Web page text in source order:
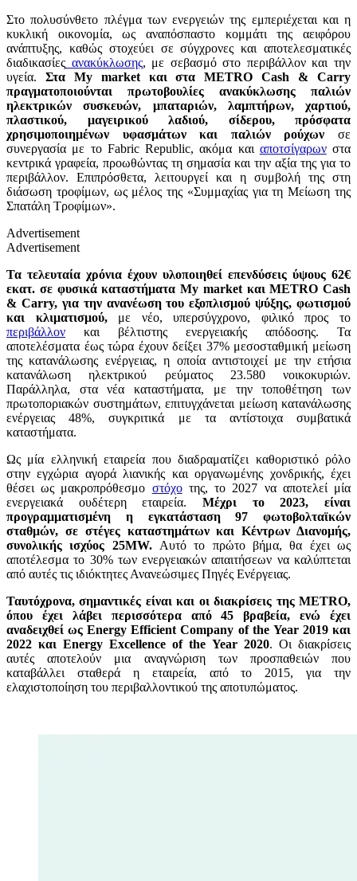
Στο πολυσύνθετο πλέγμα των ενεργειών της εμπεριέχεται και η
κυκλική οικονομία, ως αναπόσπαστο κομμάτι της αειφόρου
ανάπτυξης, καθώς στοχεύει σε σύγχρονες και αποτελεσματικές
διαδικασίες ανακύκλωσης, με σεβασμό στο περιβάλλον και την
υγεία. Στα My marketκαι σταMETRO Cash &Carry
πραγματοποιούνται πρωτοβουλίες ανακύκλωσης παλιών
ηλεκτρικών συσκευών, μπαταριών, λαμπτήρων, χαρτιού,
πλαστικού, μαγειρικού λαδιού, σίδερου, πρόσφατα
χρησιμοποιημένων υφασμάτων και παλιών ρούχων σε
συνεργασία με το Fabric Republic, ακόμα και αποτσίγαρωνστα
κεντρικά γραφεία, προωθώντας τη σημασία και την αξία της για το
περιβάλλον. Επιπρόσθετα, λειτουργεί και η συμβολή της στη
διάσωση τροφίμων, ως μέλος της «Συμμαχίας για τη Μείωση της
Σπατάλη Τροφίμων».
Advertisement
Advertisement
Τα τελευταία χρόνια έχουν υλοποιηθεί επενδύσεις ύψους 62€
εκατ. σε φυσικά καταστήματα My market και METRO Cash
& Carry, για την ανανέωση του εξοπλισμού ψύξης, φωτισμού
και κλιματισμού,με νέο, υπερσύγχρονο, φιλικό προς το
περιβάλλον και βέλτιστης ενεργειακής απόδοσης. Τα
αποτελέσματα έως τώρα έχουν δείξει 37% μεσοσταθμική μείωση
της κατανάλωσης ενέργειας, η οποία αντιστοιχεί με την ετήσια
κατανάλωση ηλεκτρικού ρεύματος 23.580 νοικοκυριών.
Παράλληλα, στα νέα καταστήματα, με την τοποθέτηση των
πρωτοποριακών συστημάτων, επιτυγχάνεται μείωση κατανάλωσης
ενέργειας 48%, συγκριτικά με τα αντίστοιχα συμβατικά
καταστήματα.
Ως μία ελληνική εταιρεία που διαδραματίζει καθοριστικό ρόλο
στην εγχώρια αγορά λιανικής και οργανωμένης χονδρικής, έχει
θέσει ως μακροπρόθεσμο στόχοτης, το 2027 να αποτελεί μία
ενεργειακά ουδέτερη εταιρεία. Μέχρι το 2023, είναι
προγραμματισμένη η εγκατάσταση 97 φωτοβολταϊκών
σταθμών, σε στέγες καταστημάτων και Κέντρων Διανομής,
συνολικής ισχύος 25MW.Αυτό το πρώτο βήμα, θα έχει ως
αποτέλεσμα το 30% των ενεργειακών απαιτήσεων να καλύπτεται
από αυτές τις ιδιόκτητες Ανανεώσιμες Πηγές Ενέργειας.
Ταυτόχρονα, σημαντικές είναι και οι διακρίσεις της METRO,
όπου έχει λάβει περισσότερα από 45 βραβεία, ενώ έχει
αναδειχθεί ωςEnergy Efficient Company of the Year2019 και
2022 και Energy Excellence of the Year 2020. Οι διακρίσεις
αυτές αποτελούν μια αναγνώριση των προσπαθειών που
καταβάλλει σταθερά η εταιρεία, από το 2015, για την
ελαχιστοποίηση του περιβαλλοντικού της αποτυπώματος.